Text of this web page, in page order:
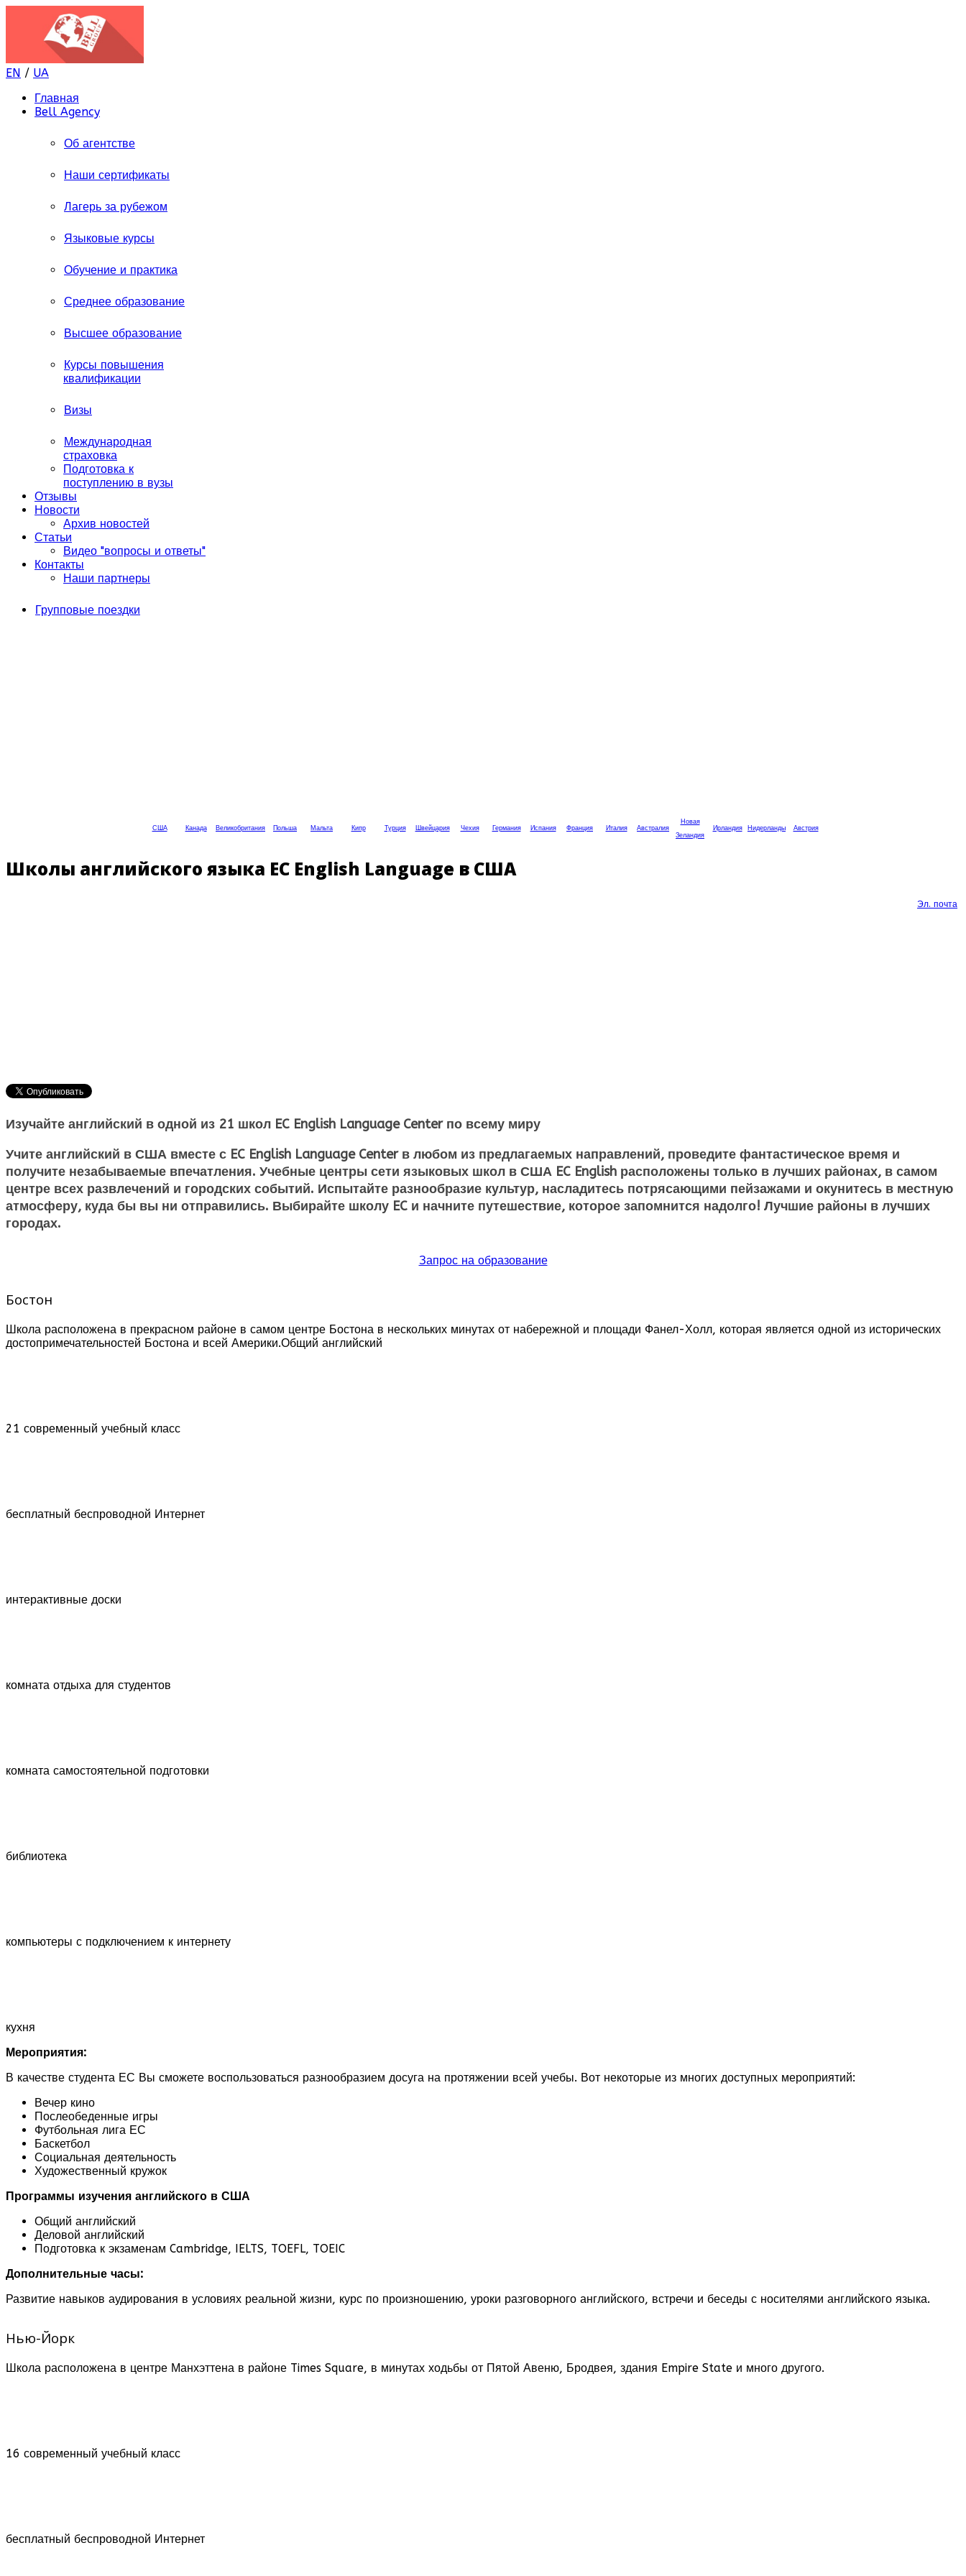
EN / UA
Главная
Bell Agency
Об агентстве
Наши сертификаты
Лагерь за рубежом
Языковые курсы
Обучение и практика
Среднее образование
Высшее образование
Курсы повышения
квалификации
Визы
Международная
страховка
Подготовка к
поступлению в вузы
Отзывы
Новости
Архив новостей
Статьи
Видео "вопросы и ответы"
Контакты
Наши партнеры
Групповые поездки
США Канада Великобритания Польша Мальта Кипр Турция Швейцария Чехия Германия Испания Франция Италия Австралия
Новая
Зеландия
Ирландия Нидерланды Австрия
Школы английского языка EC English Language в США
Эл. почта
Изучайте английский в одной из 21 школ EC English Language Center по всему миру
Учите английский в США вместе с EC English Language Centerв любом из предлагаемых направлений, проведите фантастическое время и
получите незабываемые впечатления. Учебные центры сети языковых школ в США EC English расположены только в лучших районах, в самом
центре всех развлечений и городских событий. Испытайте разнообразие культур, насладитесь потрясающими пейзажами и окунитесь в местную
атмосферу, куда бы вы ни отправились. Выбирайте школу EC и начните путешествие, которое запомнится надолго! Лучшие районы в лучших
городах.
Запрос на образование
Бостон
Школа расположена в прекрасном районе в самом центре Бостона в нескольких минутах от набережной и площади Фанел-Холл, которая является одной из исторических
достопримечательностей Бостона и всей Америки.Общий английский
21 современный учебный класс
бесплатный беспроводной Интернет
интерактивные доски
комната отдыха для студентов
комната самостоятельной подготовки
библиотека
компьютеры с подключением к интернету
кухня
Мероприятия:
В качестве студента ЕС Вы сможете воспользоваться разнообразием досуга на протяжении всей учебы. Вот некоторые из многих доступных мероприятий:
Вечер кино
Послеобеденные игры
Футбольная лига ЕС
Баскетбол
Социальная деятельность
Художественный кружок
Программы изучения английского в США
Общий английский
Деловой английский
Подготовка к экзаменам Cambridge, IELTS, TOEFL, TOEIC
Дополнительные часы:
Развитие навыков аудирования в условиях реальной жизни, курс по произношению, уроки разговорного английского, встречи и беседы с носителями английского языка.
Нью-Йорк
Школа расположена в центре Манхэттена в районе Times Square, в минутах ходьбы от Пятой Авеню, Бродвея, здания Empire State и много другого.
16 современный учебный класс
бесплатный беспроводной Интернет